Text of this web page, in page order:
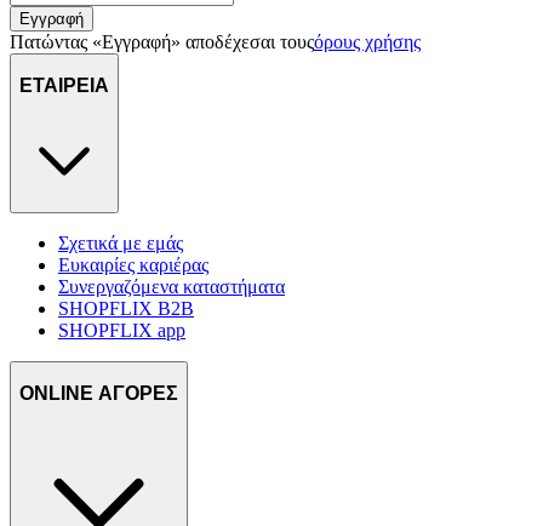
πληροφορίες σχετικά με την από μέρους σας χρήση της
τοποθεσίας μας στους συνεργάτες μέσων κοινωνικής
δικτύωσης, διαφημίσεων και ανάλυσης.
Εγγραφή
Πατώντας «Εγγραφή» αποδέχεσαι τουςόρους χρήσης
ΕΤΑΙΡΕΙΑ
Σχετικά με εμάς
Ευκαιρίες καριέρας
Συνεργαζόμενα καταστήματα
SHOPFLIX B2B
SHOPFLIX app
ONLINE ΑΓΟΡΕΣ